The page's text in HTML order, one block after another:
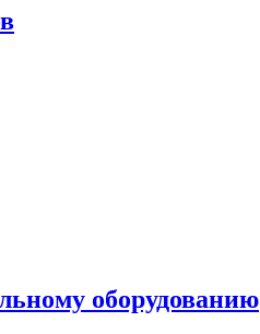
оборудованию